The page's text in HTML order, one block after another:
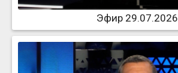
Эфир 29.07.2026